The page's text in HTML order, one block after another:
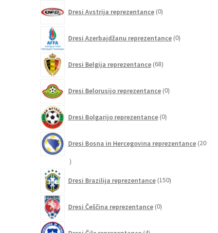
Dresi Avstrija reprezentance 0izdelkov
Dresi Azerbajdžanu reprezentance 0izdelkov
Dresi Belgija reprezentance 68izdelkov
Dresi Belorusijo reprezentance 0izdelkov
Dresi Bolgarijo reprezentance 0izdelkov
Dresi Bosna in Hercegovina reprezentance 20
20
Dresi Brazilija reprezentance 150izdelkov
Dresi Češčina reprezentance 0izdelkov